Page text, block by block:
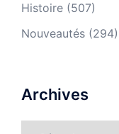
Histoire (507)
Nouveautés (294)
Archives